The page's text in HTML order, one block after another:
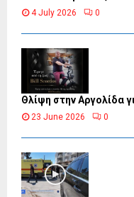
4 July 2026 0
Θλίψη στην Αργολίδα
23 June 2026 0